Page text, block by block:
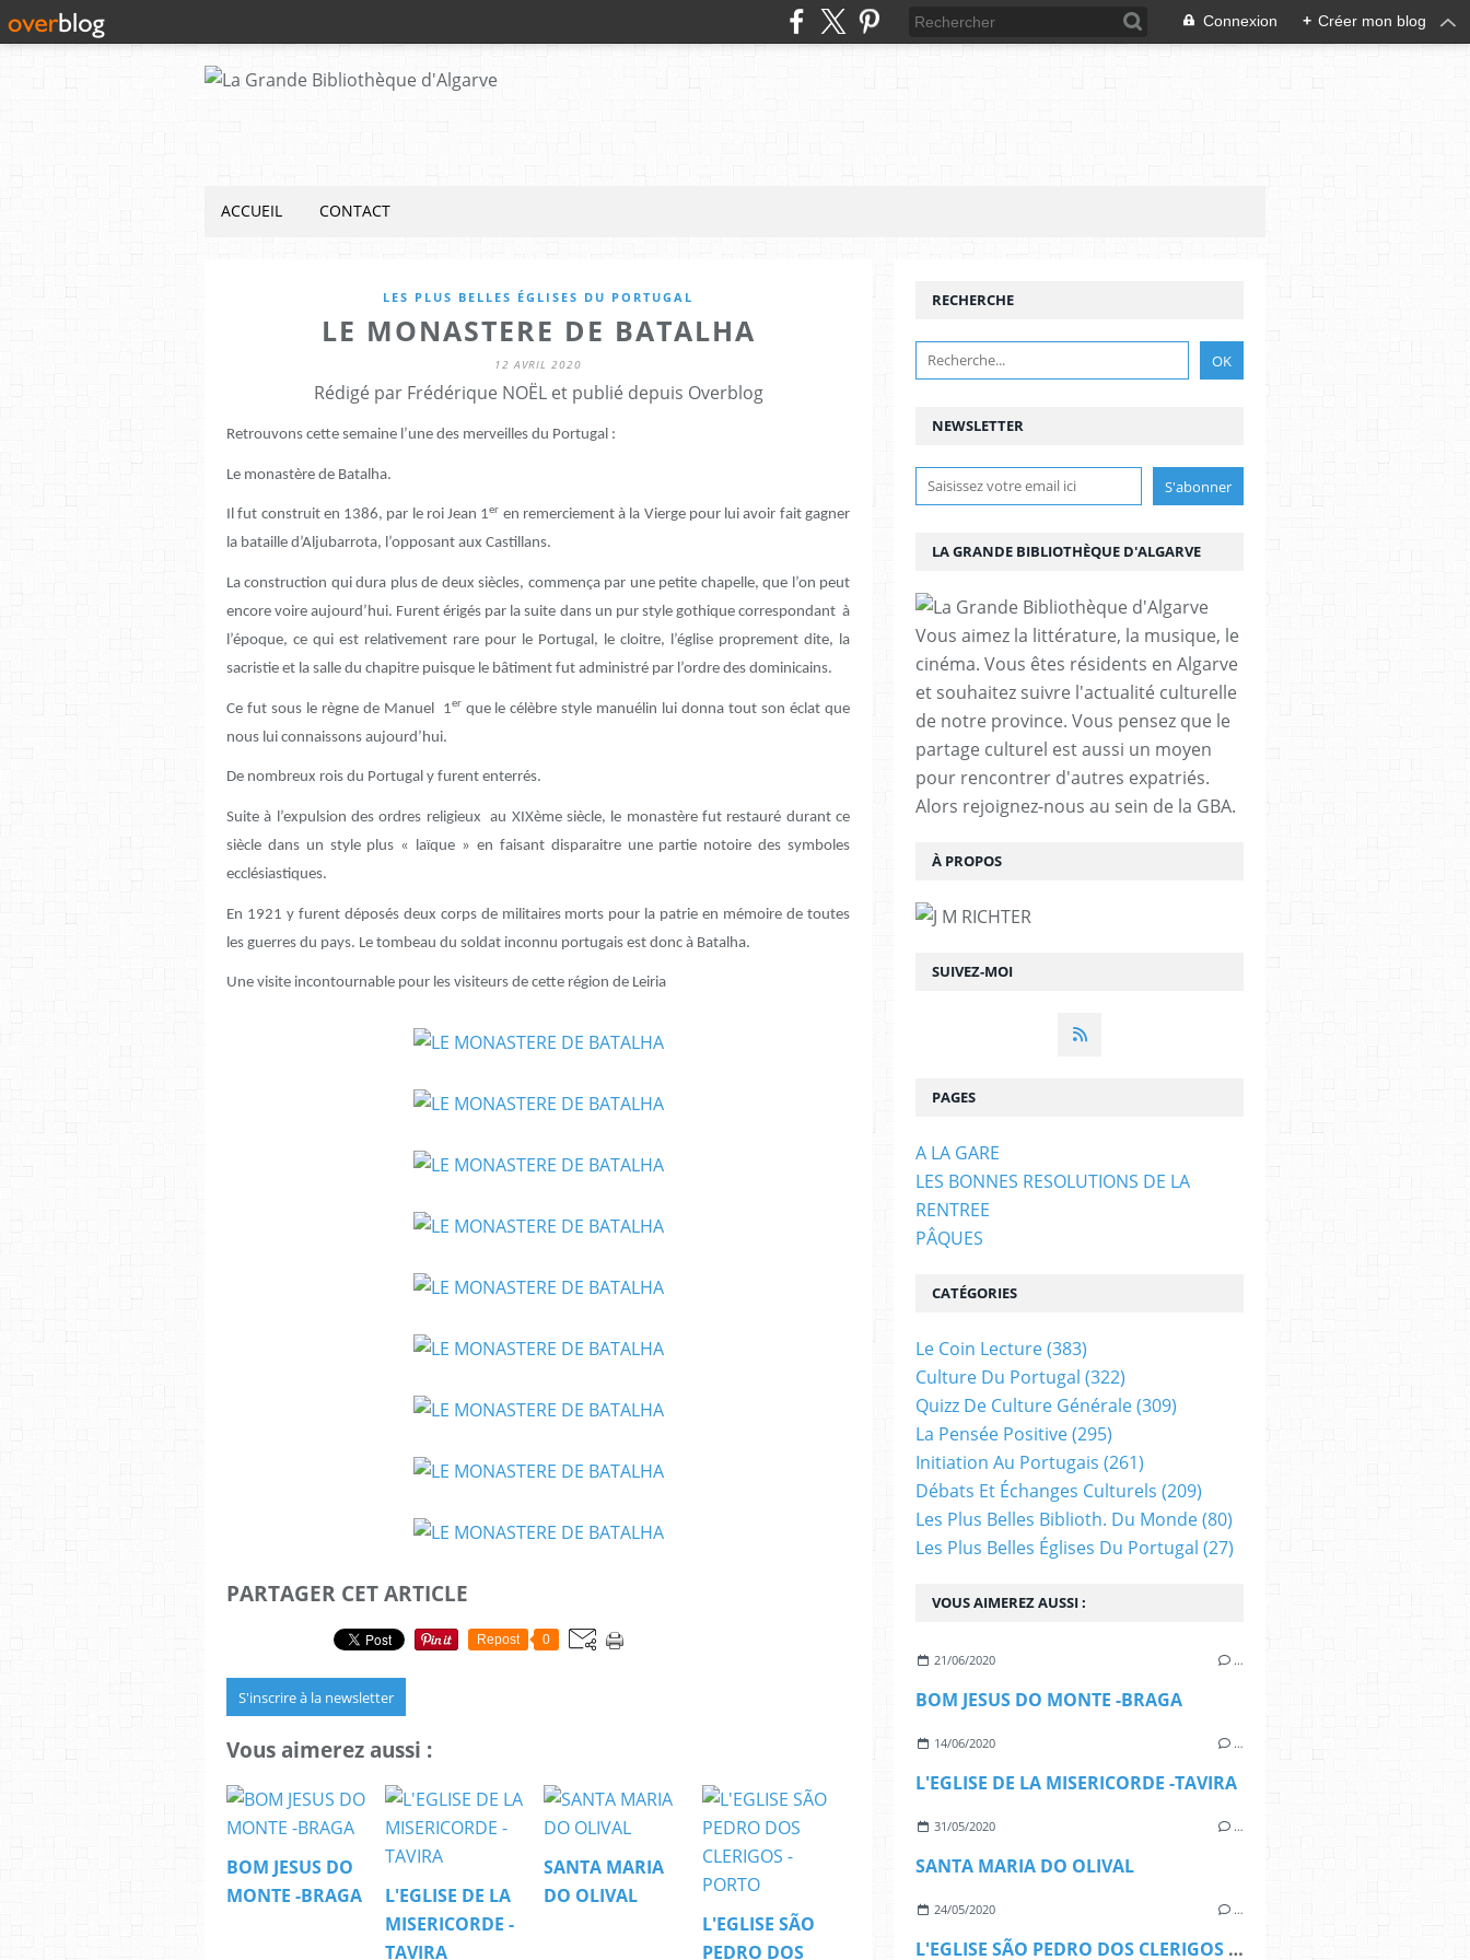
Connexion + Créer mon blog
ACCUEIL CONTACT
LES PLUS BELLES ÉGLISES DU PORTUGAL
LE MONASTERE DE BATALHA
12 AVRIL 2020
Rédigé par Frédérique NOËL et publié depuis Overblog
Retrouvons cette semaine l’une des merveilles du Portugal :
Le monastère de Batalha.
Il fut construit en 1386, par le roi Jean 1er en remerciement à la Vierge pour lui avoir fait gagner
la bataille d’Aljubarrota, l’opposant aux Castillans.
La construction qui dura plus de deux siècles, commença par une petite chapelle, que l’on peut
encore voire aujourd’hui. Furent érigés par la suite dans un pur style gothique correspondant à
l’époque, ce qui est relativement rare pour le Portugal, le cloitre, l’église proprement dite, la
sacristie et la salle du chapitre puisque le bâtiment fut administré par l’ordre des dominicains.
Ce fut sous le règne de Manuel 1er que le célèbre style manuélin lui donna tout son éclat que
nous lui connaissons aujourd’hui.
De nombreux rois du Portugal y furent enterrés.
Suite à l’expulsion des ordres religieux au XIXème siècle, le monastère fut restauré durant ce
siècle dans un style plus « laïque » en faisant disparaitre une partie notoire des symboles
ecclésiastiques.
En 1921 y furent déposés deux corps de militaires morts pour la patrie en mémoire de toutes
les guerres du pays. Le tombeau du soldat inconnu portugais est donc à Batalha.
Une visite incontournable pour les visiteurs de cette région de Leiria
PARTAGER CET ARTICLE
Repost 0
S'inscrire à la newsletter
Vous aimerez aussi :
BOM JESUS DO
MONTE -BRAGA
L'EGLISE DE LA
MISERICORDE -
TAVIRA
SANTA MARIA
DO OLIVAL
L'EGLISE SÃO
PEDRO DOS
NEWSLETTER
SUIVEZ-MOI
RECHERCHE
LA GRANDE BIBLIOTHÈQUE D'ALGARVE
Vous aimez la littérature, la musique, le
cinéma. Vous êtes résidents en Algarve
et souhaitez suivre l'actualité culturelle
de notre province. Vous pensez que le
partage culturel est aussi un moyen
pour rencontrer d'autres expatriés.
Alors rejoignez-nous au sein de la GBA.
À PROPOS
VOUS AIMEREZ AUSSI :
21/06/2020 …
BOM JESUS DO MONTE -BRAGA
14/06/2020 …
L'EGLISE DE LA MISERICORDE -TAVIRA
31/05/2020 …
SANTA MARIA DO OLIVAL
24/05/2020 …
L'EGLISE SÃO PEDRO DOS CLERIGOS -PORTO
PAGES
A LA GARE
LES BONNES RESOLUTIONS DE LA
RENTREE
PÂQUES
CATÉGORIES
Le Coin Lecture(383)
Culture Du Portugal (322)
Quizz De Culture Générale(309)
La Pensée Positive(295)
Initiation Au Portugais (261)
Débats Et Échanges Culturels (209)
Les Plus Belles Biblioth. Du Monde(80)
Les Plus Belles Églises Du Portugal (27)